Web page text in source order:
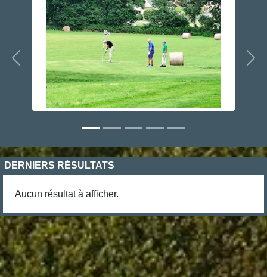
Précedent
DERNIERS RÉSULTATS
Aucun résultat à afficher.